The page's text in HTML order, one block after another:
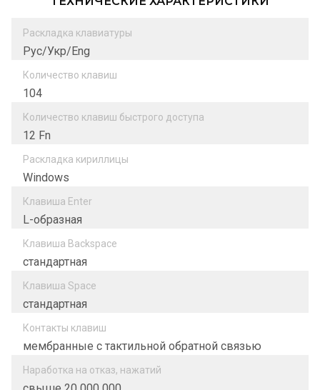
Раскладка клавиатуры
Рус/Укр/Eng
Количество клавиш
104
Количество клавиш быстрого доступа
12 Fn
Раскладка кириллицы
Windows
Клавиша Enter
L-образная
Клавиша Backspace
стандартная
Клавиша Space
стандартная
Контакты клавиш
мембранные с тактильной обратной связью
Наработка на отказ, нажатий